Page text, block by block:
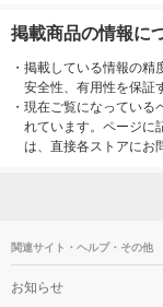
掲載商品の情報に
・ 掲載している情報の精
安全性、有用性を保証
・ 現在ご覧になっている
れています。ページに
は、直接各ストアにお
関連サイト・ヘルプ・その他
お知らせ